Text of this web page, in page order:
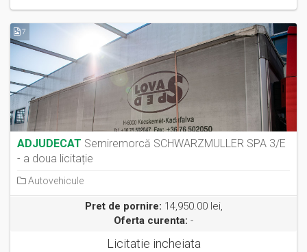
7
ADJUDECAT Semiremorcă SCHWARZMULLER SPA 3/E
- a doua licitație
Autovehicule
Pret de pornire: 14,950.00 lei,
Oferta curenta: -
Licitatie incheiata